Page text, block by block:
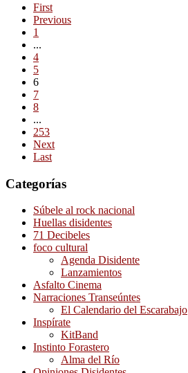
First
Previous
1
...
4
5
6
7
8
...
253
Next
Last
Categorías
Súbele al rock nacional
Huellas disidentes
71 Decibeles
foco cultural
Agenda Disidente
Lanzamientos
Asfalto Cinema
Narraciones Transeúntes
El Calendario del Escarabajo
Inspírate
KitBand
Instinto Forastero
Alma del Río